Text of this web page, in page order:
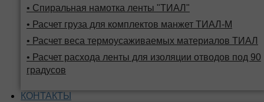
• Спиральная намотка ленты "ТИАЛ"
• Расчет груза для комплектов манжет ТИАЛ-М
• Расчет веса термоусаживаемых материалов ТИАЛ
• Расчет расхода ленты для изоляции отводов под 90
градусов
КОНТАКТЫ